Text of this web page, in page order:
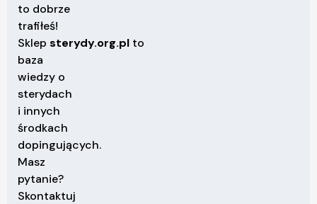
to dobrze
trafiłeś!
Sklep sterydy.org.pl to
baza
wiedzy o
sterydach
i innych
środkach
dopingujących.
Masz
pytanie?
Skontaktuj